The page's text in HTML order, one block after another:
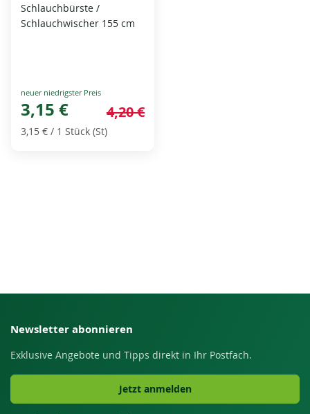
Schlauchbürste /
Schlauchwischer 155 cm
Special
Price
3,15 € 4,20 €
3,15 € / 1 Stück (St)
Newsletter abonnieren
Exklusive Angebote und Tipps direkt in Ihr Postfach.
Jetzt anmelden